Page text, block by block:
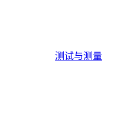
测试与测量